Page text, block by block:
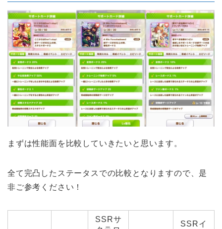
まずは性能面を比較していきたいと思います。
全て完凸したステータスでの比較となりますので、是
非ご参考ください！
SSRサ
SSRイ